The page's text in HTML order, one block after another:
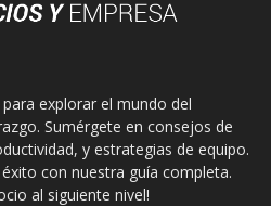
explorar el mundo del
Sumérgete en consejos de
y estrategias de equipo.
con nuestra guía completa.
al siguiente nivel!